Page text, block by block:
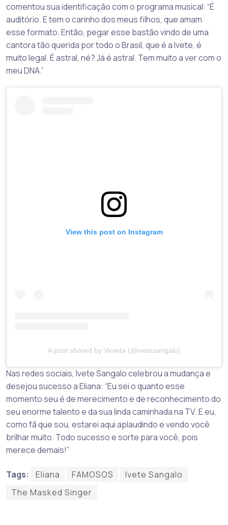
comentou sua identificação com o programa musical: “É
auditório. E tem o carinho dos meus filhos, que amam
esse formato. Então, pegar esse bastão vindo de uma
cantora tão querida por todo o Brasil, que é a Ivete, é
muito legal. É astral, né? Já é astral. Tem muito a ver com o
meu DNA.”
View this post on Instagram
A post shared by Veveta (@ivetesangalo)
Nas redes sociais, Ivete Sangalo celebrou a mudança e
desejou sucesso a Eliana: “Eu sei o quanto esse
momento seu é de merecimento e de reconhecimento do
seu enorme talento e da sua linda caminhada na TV. E eu,
como fã que sou, estarei aqui aplaudindo e vendo você
brilhar muito. Todo sucesso e sorte para você, pois
merece demais!”
Tags: Eliana FAMOSOS
Ivete Sangalo
The Masked Singer